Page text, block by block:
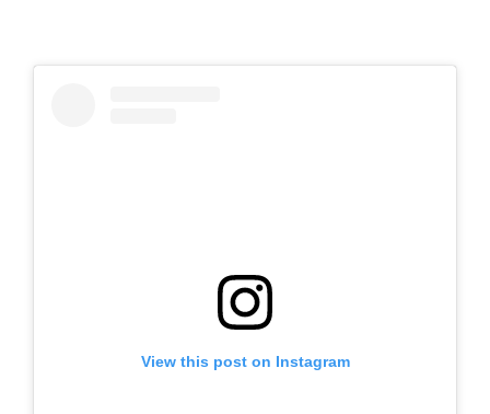
View this post on Instagram